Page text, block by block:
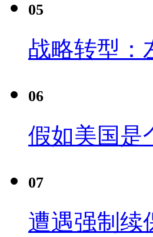
05
战略转型：
06
假如美国是
07
遭遇强制续